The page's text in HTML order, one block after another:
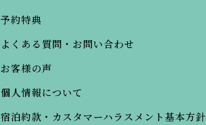
予約特典
よくある質問・お問い合わせ
お客様の声
個人情報について
宿泊約款・カスタマーハラスメント基本方針